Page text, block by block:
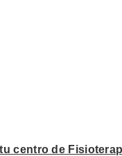
centro de